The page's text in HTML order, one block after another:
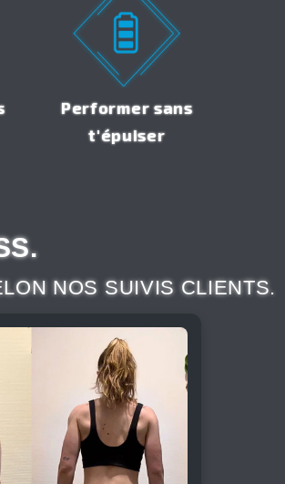
Performer sans
t'épuiser
NOS SUIVIS CLIENTS.